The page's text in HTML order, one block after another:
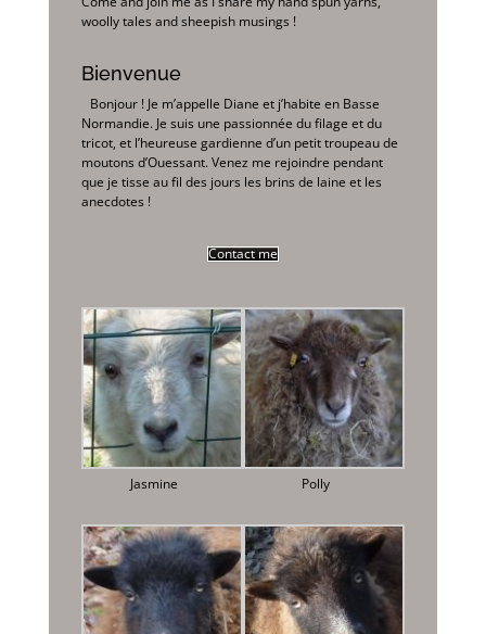
woolly tales and sheepish musings !
Bienvenue
Bonjour ! Je m’appelle Diane et j’habite en Basse
Normandie. Je suis une passionnée du filage et du
tricot, et l’heureuse gardienne d’un petit troupeau de
moutons d’Ouessant. Venez me rejoindre pendant
que je tisse au fil des jours les brins de laine et les
anecdotes !
Contact me
Jasmine Polly